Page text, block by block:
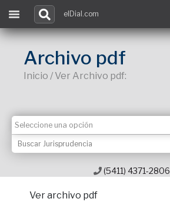
Contacto
elDial.com
Archivo pdf
Inicio / Ver Archivo pdf:
(5411) 4371-2806
Ver archivo pdf